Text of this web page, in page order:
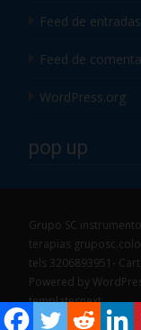
Feed de entradas
Feed de
WordPress.org
pop up
Grupo SC
terapias
tels 3206893951-
Powered by
templatesnext